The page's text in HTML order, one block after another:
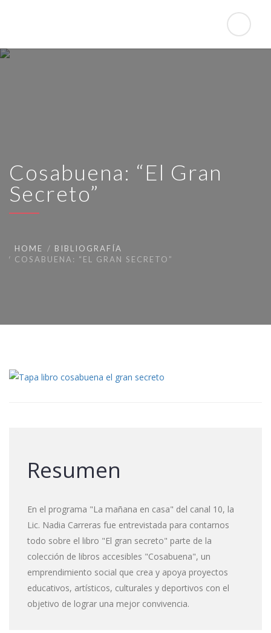
Cosabuena: “El Gran
Secreto”
HOME
BIBLIOGRAFÍA
COSABUENA: “EL GRAN SECRETO”
Resumen
En el programa "La mañana en casa" del canal 10, la
Lic. Nadia Carreras fue entrevistada para contarnos
todo sobre el libro "El gran secreto" parte de la
colección de libros accesibles "Cosabuena", un
emprendimiento social que crea y apoya proyectos
educativos, artísticos, culturales y deportivos con el
objetivo de lograr una mejor convivencia.